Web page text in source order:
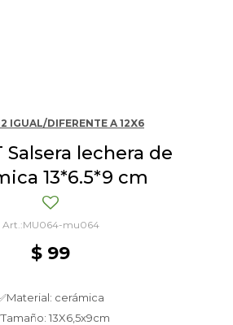
IGUAL/DIFERENTE A 12X6
Salsera lechera de
13*6.5*9 cm
MU064-mu064
$ 99
cerámica
13X6,5x9cm